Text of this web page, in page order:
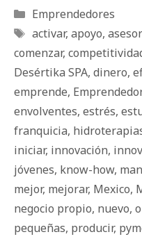
Categorías
Emprendedores
Etiquetas
activar, apoyo,
comenzar,
Desértika SPA, dinero,
emprende,
envolventes, estrés,
franquicia,
iniciar, innovación,
jóvenes, know-how,
mejor, mejorar, Mexico,
negocio propio, nuevo,
pequeñas, producir,